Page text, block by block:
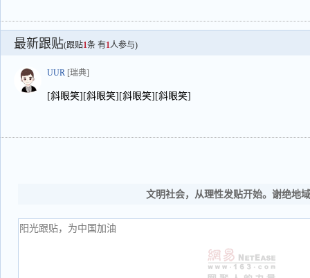
最新跟贴(跟贴1条 有1人参与)
UUR [瑞典]
[斜眼笑][斜眼笑][斜眼笑][斜眼笑]
文明社会，从理性发贴开始。谢绝地